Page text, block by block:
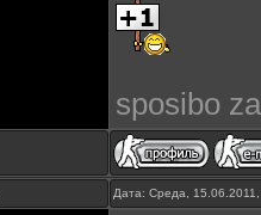
sposibo
Дата: Среда,